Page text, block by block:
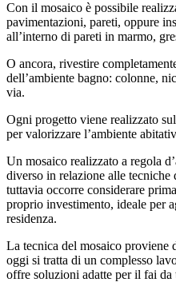
Con il mosaico è possibile
pavimentazioni, pareti, oppure
all’interno di pareti in marmo,
O ancora, rivestire
dell’ambiente bagno: colonne,
via.
Ogni progetto viene realizzato
per valorizzare l’ambiente
Un mosaico realizzato a regola
diverso in relazione alle tecniche
tuttavia occorre considerare
proprio investimento, ideale per
residenza.
La tecnica del mosaico proviene
oggi si tratta di un complesso
offre soluzioni adatte per il fai da